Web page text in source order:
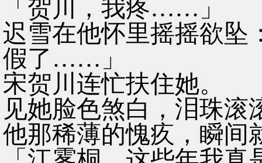
「贺川，我疼……」
迟雪在他怀里摇摇欲坠
假了……」
宋贺川连忙扶住她。
见她脸色煞白，泪珠滚
他那稀薄的愧疚，瞬间